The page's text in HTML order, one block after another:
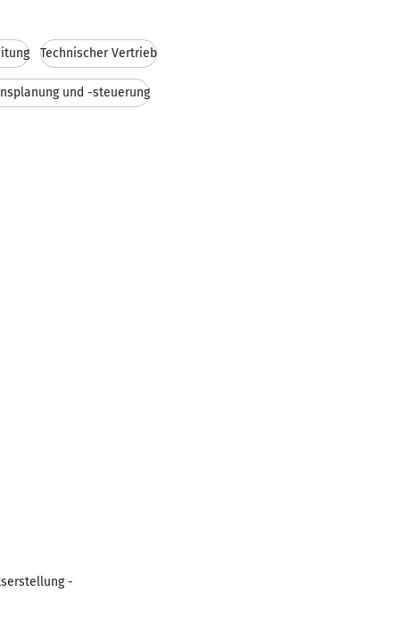
Technischer Vertrieb
und -steuerung
-